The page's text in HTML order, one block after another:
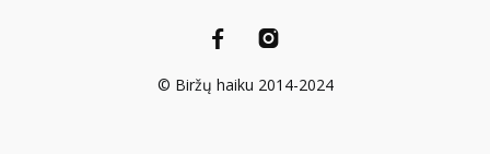
© Biržų haiku 2014-2024